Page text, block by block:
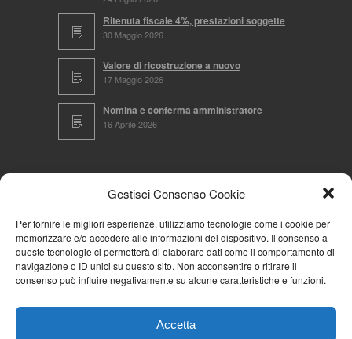
Gestisci Consenso Cookie
Per fornire le migliori esperienze, utilizziamo tecnologie come i cookie per
memorizzare e/o accedere alle informazioni del dispositivo. Il consenso a
queste tecnologie ci permetterà di elaborare dati come il comportamento di
navigazione o ID unici su questo sito. Non acconsentire o ritirare il
consenso può influire negativamente su alcune caratteristiche e funzioni.
Accetta
Ritenuta fiscale 4%, prestazioni soggette
30 Maggio 2026
Valore di ricostruzione a nuovo
17 Maggio 2026
Nomina e conferma amministratore
16 Aprile 2026
CERCA NEL SITO
NAVIGA PER
Mappa completa
Cookie Policy (UE)